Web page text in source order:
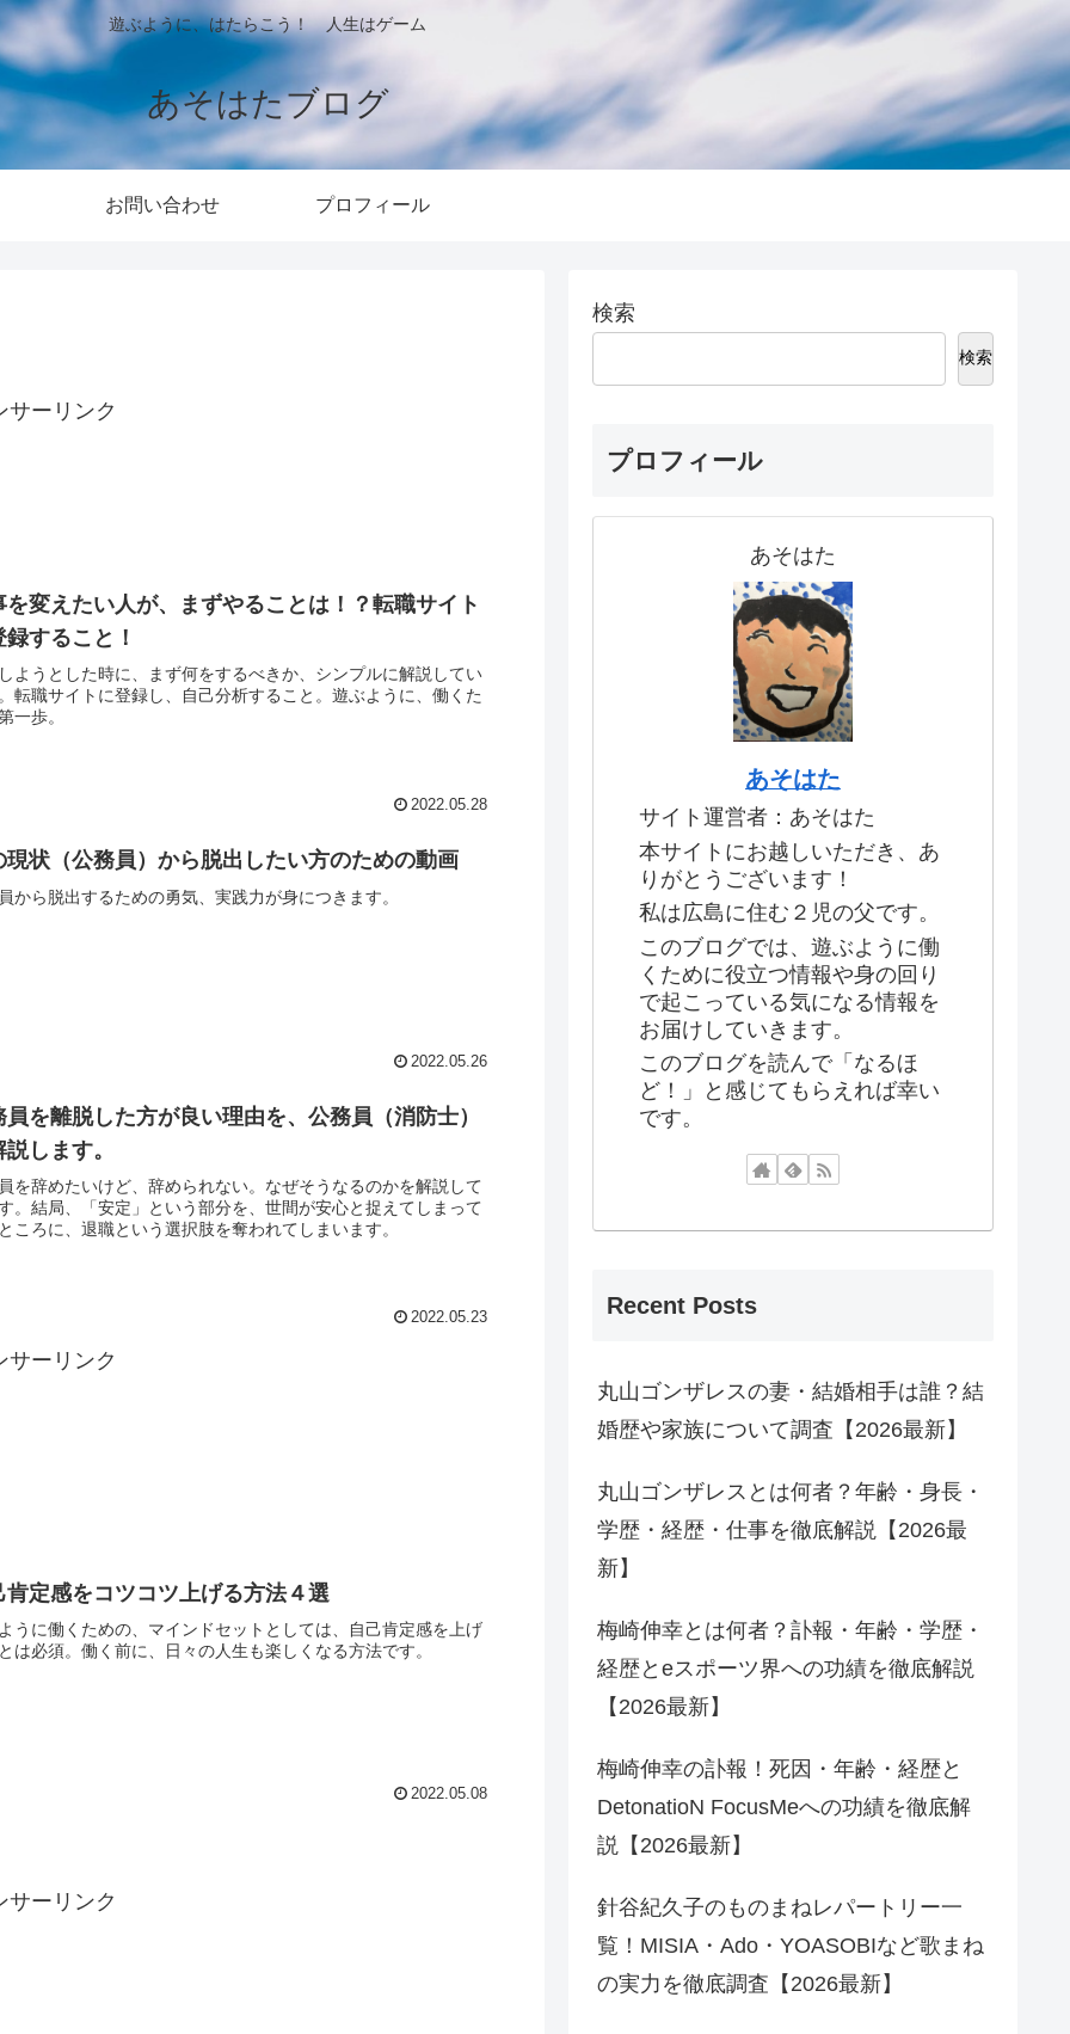
遊ぶように、はたらこう！ 人生はゲーム
あそはたブログ
お問い合わせ プロフィール
サーリンク
を変えたい人が、まずやることは！？転職サイト
録すること！
ようとした時に、まず何をするべきか、シンプルに解説してい
転職サイトに登録し、自己分析すること。遊ぶように、働くた
一歩。
2022.05.28
現状（公務員）から脱出したい方のための動画
から脱出するための勇気、実践力が身につきます。
2022.05.26
員を離脱した方が良い理由を、公務員（消防士）
説します。
を辞めたいけど、辞められない。なぜそうなるのかを解説して
。結局、「安定」という部分を、世間が安心と捉えてしまって
ころに、退職という選択肢を奪われてしまいます。
2022.05.23
サーリンク
肯定感をコツコツ上げる方法４選
うに働くための、マインドセットとしては、自己肯定感を上げ
は必須。働く前に、日々の人生も楽しくなる方法です。
2022.05.08
サーリンク
検索
検索
プロフィール
あそはた
あそはた
サイト運営者：あそはた
本サイトにお越しいただき、あ
りがとうございます！
私は広島に住む２児の父です。
このブログでは、遊ぶように働
くために役立つ情報や身の回り
で起こっている気になる情報を
お届けしていきます。
このブログを読んで「なるほ
ど！」と感じてもらえれば幸い
です。
Recent Posts
丸山ゴンザレスの妻・結婚相手は誰？結
婚歴や家族について調査【2026最新】
丸山ゴンザレスとは何者？年齢・身長・
学歴・経歴・仕事を徹底解説【2026最
新】
梅崎伸幸とは何者？訃報・年齢・学歴・
経歴とeスポーツ界への功績を徹底解説
【2026最新】
梅崎伸幸の訃報！死因・年齢・経歴と
DetonatioN FocusMeへの功績を徹底解
説【2026最新】
針谷紀久子のものまねレパートリー一
覧！MISIA・Ado・YOASOBIなど歌まね
の実力を徹底調査【2026最新】